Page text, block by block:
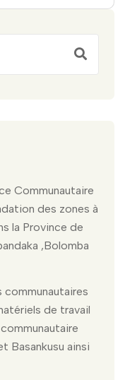
Communautaire
des zones à
la Province de
,Bolomba
communautaires
de travail
Basankusu ainsi